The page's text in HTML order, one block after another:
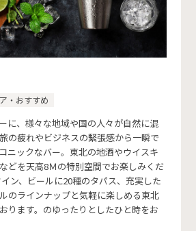
・おすすめ
に、様々な地域や国の人々が自然に混
の疲れやビジネスの緊張感から一瞬で
ニックなバー。東北の地酒やウイスキ
どを天高8Ｍの特別空間でお楽しみくだ
ン、ビールに20種のタパス、充実した
のラインナップと気軽に楽しめる東北
ります。のゆったりとしたひと時をお